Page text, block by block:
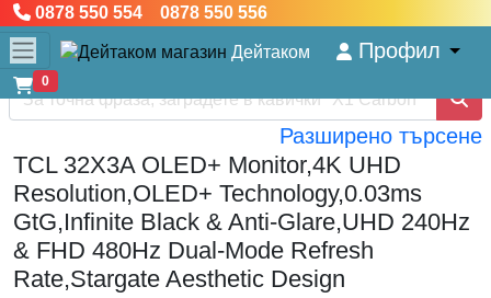
0878 550 554 0878 550 556
Дейтаком Профил
0
Разширено търсене
TCL 32X3A OLED+ Monitor,4K UHD
Resolution,OLED+ Technology,0.03ms
GtG,Infinite Black & Anti-Glare,UHD 240Hz
& FHD 480Hz Dual-Mode Refresh
Rate,Stargate Aesthetic Design